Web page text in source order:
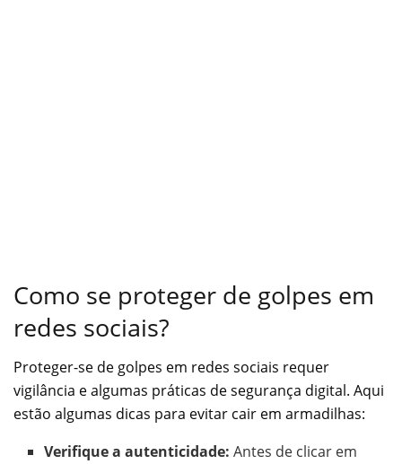
Como se proteger de golpes em
redes sociais?
Proteger-se de golpes em redes sociais requer
vigilância e algumas práticas de segurança digital. Aqui
estão algumas dicas para evitar cair em armadilhas:
Verifique a autenticidade: Antes de clicar em